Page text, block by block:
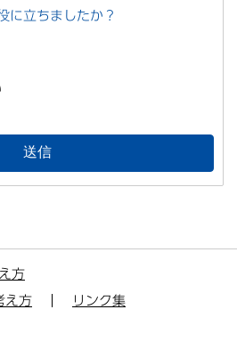
に立ちましたか？
方
え方
リンク集